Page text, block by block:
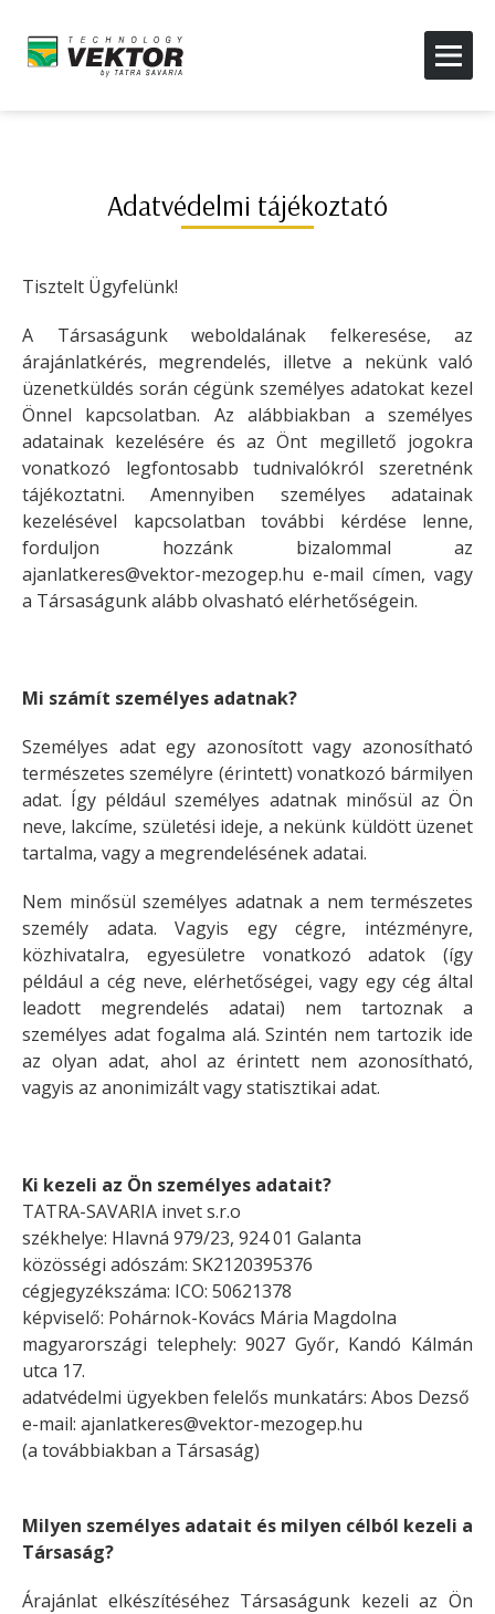
Adatvédelmi tájékoztató
Tisztelt Ügyfelünk!
A Társaságunk weboldalának felkeresése, az
árajánlatkérés, megrendelés, illetve a nekünk való
üzenetküldés során cégünk személyes adatokat kezel
Önnel kapcsolatban. Az alábbiakban a személyes
adatainak kezelésére és az Önt megillető jogokra
vonatkozó legfontosabb tudnivalókról szeretnénk
tájékoztatni. Amennyiben személyes adatainak
kezelésével kapcsolatban további kérdése lenne,
forduljon hozzánk bizalommal az
ajanlatkeres@vektor-mezogep.hu e-mail címen, vagy
a Társaságunk alább olvasható elérhetőségein.
Mi számít személyes adatnak?
Személyes adat egy azonosított vagy azonosítható
természetes személyre (érintett) vonatkozó bármilyen
adat. Így például személyes adatnak minősül az Ön
neve, lakcíme, születési ideje, a nekünk küldött üzenet
tartalma, vagy a megrendelésének adatai.
Nem minősül személyes adatnak a nem természetes
személy adata. Vagyis egy cégre, intézményre,
közhivatalra, egyesületre vonatkozó adatok (így
például a cég neve, elérhetőségei, vagy egy cég által
leadott megrendelés adatai) nem tartoznak a
személyes adat fogalma alá. Szintén nem tartozik ide
az olyan adat, ahol az érintett nem azonosítható,
vagyis az anonimizált vagy statisztikai adat.
Ki kezeli az Ön személyes adatait?
TATRA-SAVARIA invet s.r.o
székhelye: Hlavná 979/23, 924 01 Galanta
közösségi adószám: SK2120395376
cégjegyzékszáma: ICO: 50621378
képviselő: Pohárnok-Kovács Mária Magdolna
magyarországi telephely:9027 Győr, Kandó Kálmán
utca 17.
adatvédelmi ügyekben felelős munkatárs: Abos Dezső
e-mail: ajanlatkeres@vektor-mezogep.hu
(a továbbiakban a Társaság)
Milyen személyes adatait és milyen célból kezeli a
Társaság?
Árajánlat elkészítéséhez Társaságunk kezeli az Ön